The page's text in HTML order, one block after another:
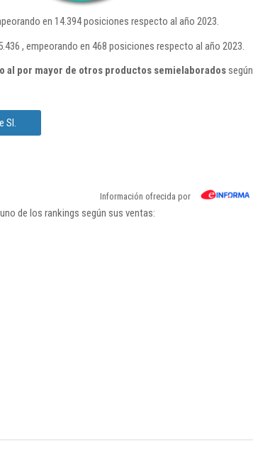
en 14.394 posiciones respecto al año 2023.
, empeorando en 468 posiciones respecto al año 2023.
al por mayor de otros productos semielaboradossegún
Sl.
Información ofrecida por
de los rankings según sus ventas: